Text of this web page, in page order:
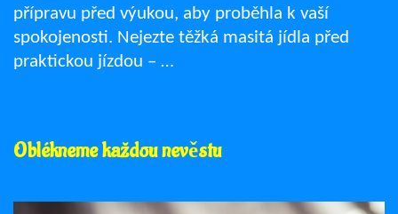
přípravu před výukou, aby proběhla k vaší
spokojenosti. Nejezte těžká masitá jídla před
praktickou jízdou – …
Oblékneme každou nevěstu